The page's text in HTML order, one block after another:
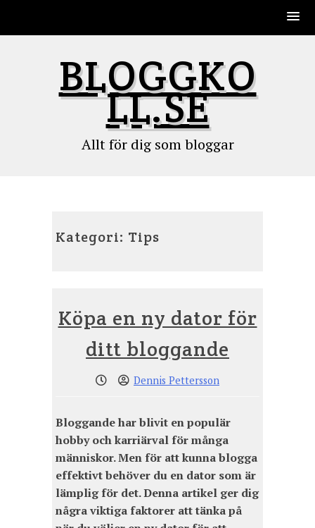
BLOGGKO
LL.SE
Allt för dig som bloggar
Kategori: Tips
Köpa en ny dator för
ditt bloggande
Dennis Pettersson
Bloggande har blivit en populär
hobby och karriärval för många
människor. Men för att kunna blogga
effektivt behöver du en dator som är
lämplig för det. Denna artikel ger dig
några viktiga faktorer att tänka på